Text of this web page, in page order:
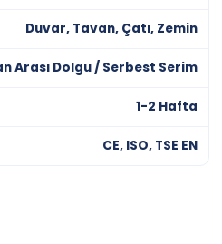
Duvar, Tavan, Çatı, Zemin
Arası Dolgu / Serbest Serim
1-2 Hafta
CE, ISO, TSE EN